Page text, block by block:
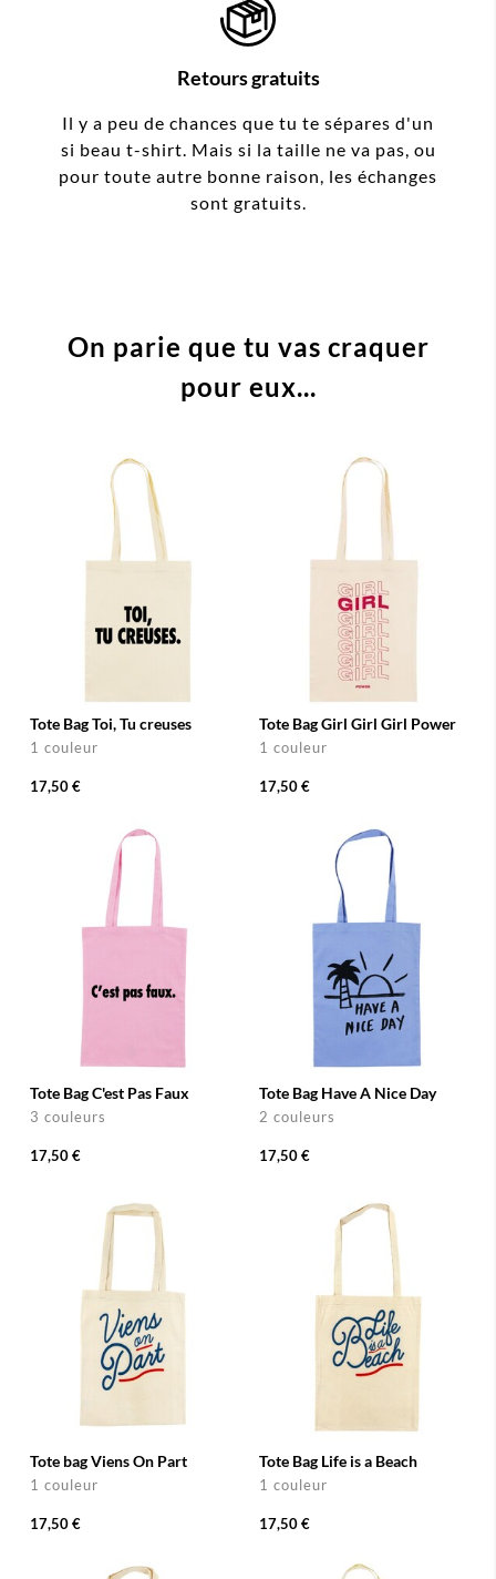
Retours gratuits
Il y a peu de chances que tu te sépares d'un
si beau t-shirt. Mais si la taille ne va pas, ou
pour toute autre bonne raison, les échanges
sont gratuits.
On parie que tu vas craquer
pour eux...
Tote Bag Toi, Tu creuses
1 couleur
17,50 €
Tote Bag Girl Girl Girl Power
1 couleur
17,50 €
Tote Bag C'est Pas Faux
3 couleurs
17,50 €
Tote Bag Have A Nice Day
2 couleurs
17,50 €
Tote bag Viens On Part
1 couleur
17,50 €
Tote Bag Life is a Beach
1 couleur
17,50 €